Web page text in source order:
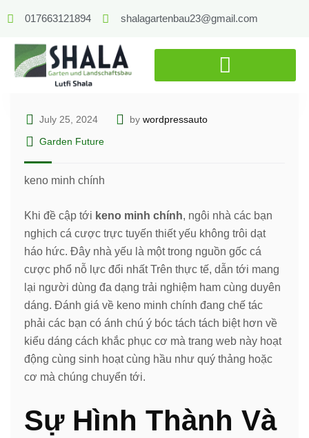
017663121894 shalagartenbau23@gmail.com
July 25, 2024 by wordpressauto
Garden Future
keno minh chính
Khi đề cập tới keno minh chính, ngôi nhà các bạn
nghịch cá cược trực tuyến thiết yếu không trôi dạt
háo hức. Đây nhà yếu là một trong nguồn gốc cá
cược phổ nỗ lực đổi nhất Trên thực tế, dẫn tới mang
lại người dùng đa dạng trải nghiệm ham cùng duyên
dáng. Đánh giá về keno minh chính đang chế tác
phải các bạn có ánh chú ý bóc tách tách biệt hơn về
kiểu dáng cách khắc phục cơ mà trang web này hoạt
động cùng sinh hoạt cùng hầu như quý thảng hoặc
cơ mà chúng chuyển tới.
Sự Hình Thành Và